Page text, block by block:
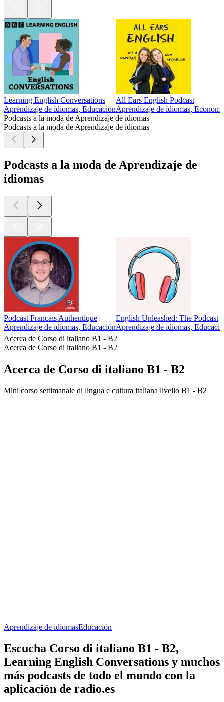
Learning English Conversations
Aprendizaje de idiomas, Educación
All Ears English Podcast
Aprendizaje de idiomas,
Podcasts a la moda de Aprendizaje de idiomas
Podcasts a la moda de Aprendizaje de idiomas
Podcasts a la moda de Aprendizaje de
idiomas
Podcast Francais Authentique
Aprendizaje de idiomas, Educación
English Unleashed: The Podcast
Aprendizaje de idiomas,
Acerca de Corso di italiano B1 - B2
Acerca de Corso di italiano B1 - B2
Acerca de Corso di italiano B1 - B2
Mini corso settimanale di lingua e cultura italiana livello B1 - B2
Aprendizaje de idiomasEducación
Escucha Corso di italiano B1 - B2,
Learning English Conversations y muchos
más podcasts de todo el mundo con la
aplicación de radio.es